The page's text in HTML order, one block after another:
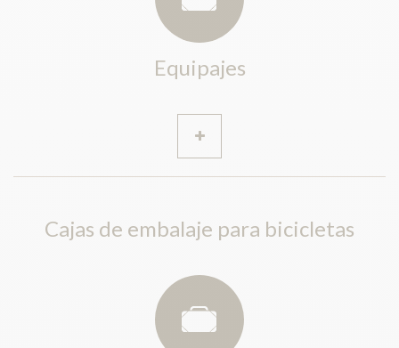
Equipajes
Cajas de embalaje para bicicletas